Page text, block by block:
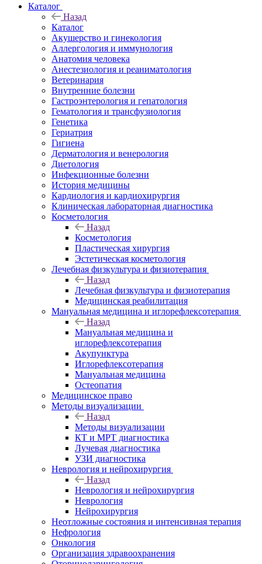
Каталог
Назад
Каталог
Акушерство и гинекология
Аллергология и иммунология
Анатомия человека
Анестезиология и реаниматология
Ветеринария
Внутренние болезни
Гастроэнтерология и гепатология
Гематология и трансфузиология
Генетика
Гериатрия
Гигиена
Дерматология и венерология
Диетология
Инфекционные болезни
История медицины
Кардиология и кардиохирургия
Клиническая лабораторная диагностика
Косметология
Назад
Косметология
Пластическая хирургия
Эстетическая косметология
Лечебная физкультура и физиотерапия
Назад
Лечебная физкультура и физиотерапия
Медицинская реабилитация
Мануальная медицина и иглорефлексотерапия
Назад
Мануальная медицина и
иглорефлексотерапия
Акупунктура
Иглорефлексотерапия
Мануальная медицина
Остеопатия
Медицинское право
Методы визуализации
Назад
Методы визуализации
КТ и МРТ диагностика
Лучевая диагностика
УЗИ диагностика
Неврология и нейрохирургия
Назад
Неврология и нейрохирургия
Неврология
Нейрохирургия
Неотложные состояния и интенсивная терапия
Нефрология
Онкология
Организация здравоохранения